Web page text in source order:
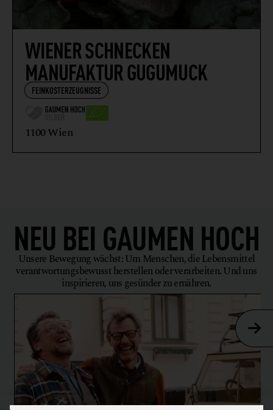
WIENER SCHNECKEN
MANUFAKTUR GUGUMUCK
FEINKOSTERZEUGNISSE
1100 Wien
NEU BEI GAUMEN HOCH
Unsere Bewegung wächst: Um Menschen, die Lebensmittel
verantwortungsbewusst herstellen oder verarbeiten. Und uns
inspirieren, uns gesünder zu ernähren.